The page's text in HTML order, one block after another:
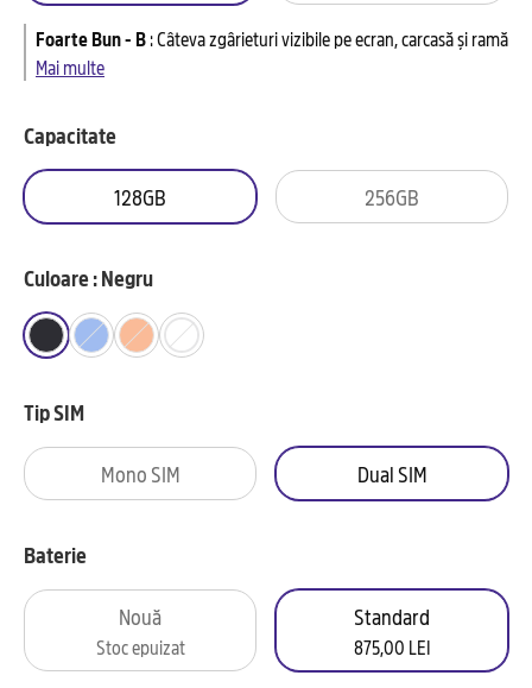
Foarte Bun - B:Câteva zgârieturi vizibile pe ecran, carcasă și ramă
Mai multe
Capacitate
128GB 256GB
Culoare : Negru
Tip SIM
Mono SIM Dual SIM
Baterie
Nouă
Stoc epuizat
Standard
875,00 LEI